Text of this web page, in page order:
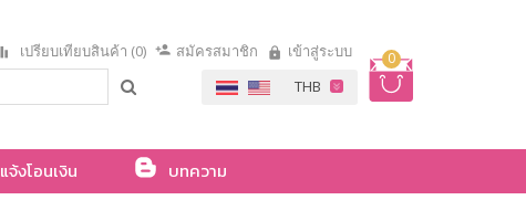
0
เปรียบเทียบสินค้า (0) สมัครสมาชิก เข้าสู่ระบบ
แจ้งโอนเงิน
บทความ